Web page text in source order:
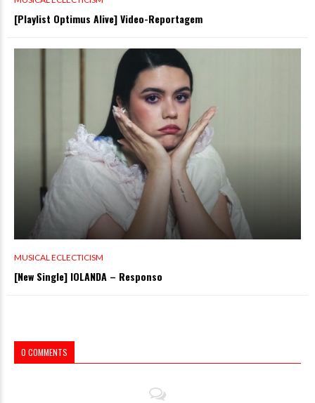
[Playlist Optimus Alive] Video-Reportagem
MUSICAL ECLECTICISM
[New Single] IOLANDA – Responso
0 COMMENTS